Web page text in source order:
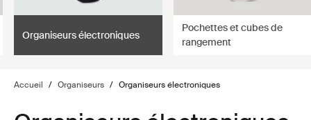
Organiseurs électroniques
Pochettes et cubes de
rangement
Accueil / Organiseurs / Organiseurs électroniques